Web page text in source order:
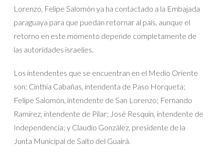
Lorenzo, Felipe Salomón ya ha contactado a la Embajada
paraguaya para que puedan retornar al país, aunque el
retorno en este momento depende completamente de
las autoridades israelíes.
Los intendentes que se encuentran en el Medio Oriente
son: Cinthia Cabañas, intendenta de Paso Horqueta;
Felipe Salomón, intendente de San Lorenzo; Fernando
Ramírez, intendente de Pilar; José Resquín, intendente de
Independencia; y Claudio González, presidente de la
Junta Municipal de Salto del Guairá.